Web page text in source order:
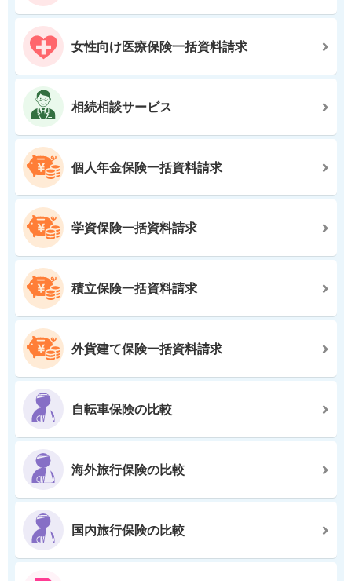
女性向け医療保険一括資料請求
相続相談サービス
個人年金保険一括資料請求
学資保険一括資料請求
積立保険一括資料請求
外貨建て保険一括資料請求
自転車保険の比較
海外旅行保険の比較
国内旅行保険の比較